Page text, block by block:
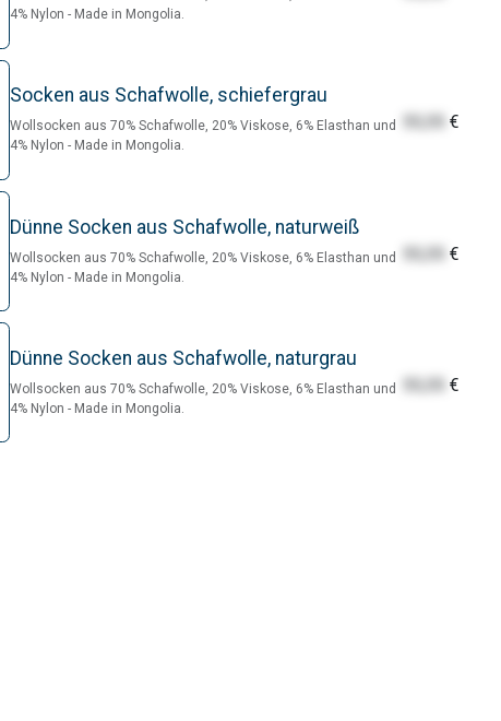
4% Nylon - Made in Mongolia.
Socken aus Schafwolle, schiefergrau
Wollsocken aus 70% Schafwolle, 20% Viskose, 6% Elasthan und
4% Nylon - Made in Mongolia.
€
Dünne Socken aus Schafwolle, naturweiß
Wollsocken aus 70% Schafwolle, 20% Viskose, 6% Elasthan und
4% Nylon - Made in Mongolia.
€
Dünne Socken aus Schafwolle, naturgrau
Wollsocken aus 70% Schafwolle, 20% Viskose, 6% Elasthan und
4% Nylon - Made in Mongolia.
€